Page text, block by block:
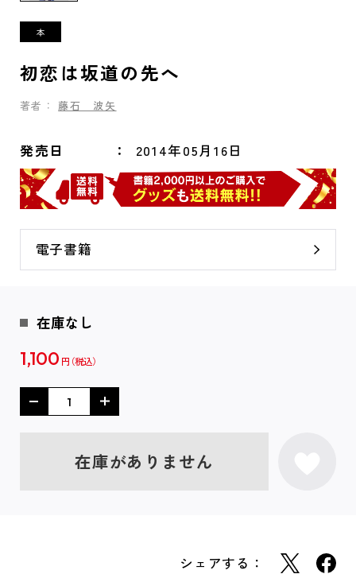
初恋は坂道の先へ
著者： 藤石 波矢
発売日 2014年05月16日
電子書籍
在庫なし
1,100 円
在庫がありません
シェアする：